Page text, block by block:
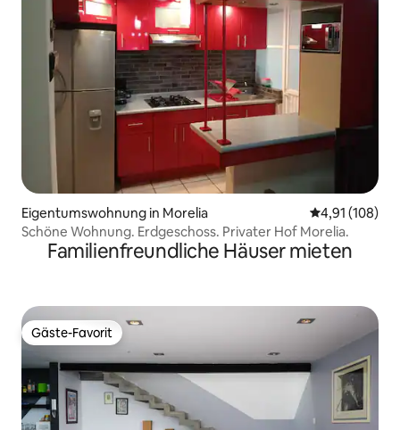
Eigentumswohnung in Morelia
4,91 (108)
Schöne Wohnung. Erdgeschoss. Privater Hof Morelia.
Familienfreundliche Häuser mieten
Gäste-Favorit
Gäste-Favorit